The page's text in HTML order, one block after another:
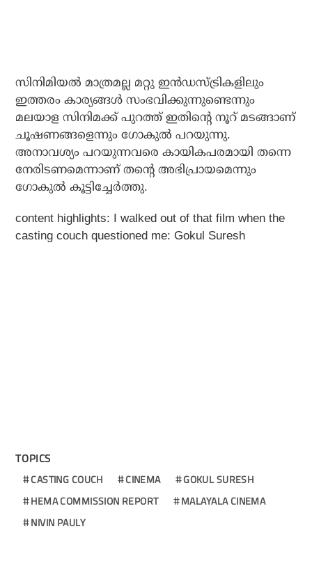
സിനിമിയല്‍ മാത്രമല്ല മറ്റു ഇന്‍ഡസ്ട്രികളിലും
ഇത്തരം കാര്യങ്ങള്‍ സംഭവിക്കുന്നുണ്ടെന്നും
മലയാള സിനിമക്ക് പുറത്ത് ഇതിന്റെ നൂറ് മടങ്ങാണ്
ചൂഷണങ്ങളെന്നും ഗോകുല്‍ പറയുന്നു.
അനാവശ്യം പറയുന്നവരെ കായികപരമായി തന്നെ
നേരിടണമെന്നാണ് തന്റെ അഭിപ്രായമെന്നും
ഗോകുല്‍ കൂട്ടിച്ചേര്‍ത്തു.
content highlights: I walked out of that film when the
casting couch questioned me: Gokul Suresh
TOPICS
CASTING COUCH CINEMA
GOKUL SURESH
HEMA COMMISSION REPORT
MALAYALA CINEMA
NIVIN PAULY